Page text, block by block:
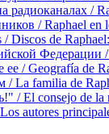
радиоканалах /
/ Raphael en
Discos de
Федерации
/ Geografía de
La familia de
/ El consejo de la
autores